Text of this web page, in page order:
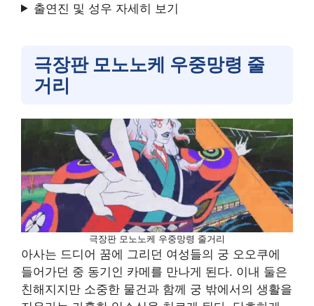
출연진 및 성우 자세히 보기
극장판 모노노케 우중망령 줄
거리
극장판 모노노케 우중망령 줄거리
아사는 드디어 꿈에 그리던 여성들의 궁 오오쿠에
들어가던 중 동기인 카메를 만나게 된다. 이내 둘은
친해지지만 소중한 물건과 함께 궁 밖에서의 생활을